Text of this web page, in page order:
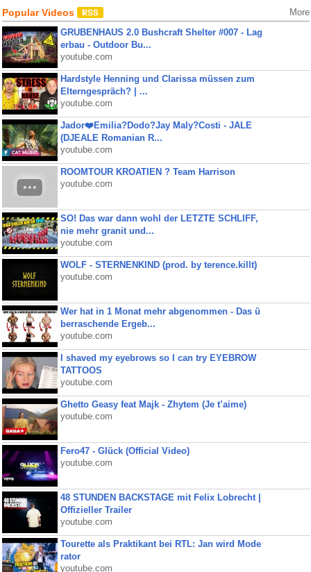
Popular Videos More
GRUBENHAUS 2.0 Bushcraft Shelter #007 - Lag
erbau - Outdoor Bu...
youtube.com
Hardstyle Henning und Clarissa müssen zum
Elterngespräch? | ...
youtube.com
Jador❤️Emilia?Dodo?Jay Maly?Costi - JALE
(DJEALE Romanian R...
youtube.com
ROOMTOUR KROATIEN ? Team Harrison
youtube.com
SO! Das war dann wohl der LETZTE SCHLIFF,
nie mehr granit und...
youtube.com
WOLF - STERNENKIND (prod. by terence.killt)
youtube.com
Wer hat in 1 Monat mehr abgenommen - Das ü
berraschende Ergeb...
youtube.com
I shaved my eyebrows so I can try EYEBROW
TATTOOS
youtube.com
Ghetto Geasy feat Majk - Zhytem (Je t’aime)
youtube.com
Fero47 - Glück (Official Video)
youtube.com
48 STUNDEN BACKSTAGE mit Felix Lobrecht |
Offizieller Trailer
youtube.com
Tourette als Praktikant bei RTL: Jan wird Mode
rator
youtube.com